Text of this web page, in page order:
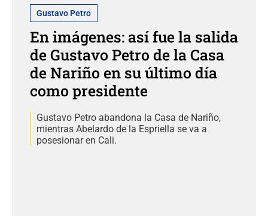
Gustavo Petro
En imágenes: así fue la salida
de Gustavo Petro de la Casa
de Nariño en su último día
como presidente
Gustavo Petro abandona la Casa de Nariño,
mientras Abelardo de la Espriella se va a
posesionar en Cali.